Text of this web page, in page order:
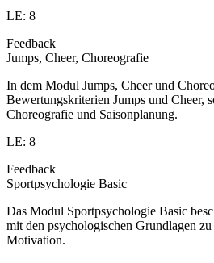
LE: 8
Feedback
Jumps, Cheer, Choreografie
In dem Modul Jumps, Cheer und
Bewertungskriterien Jumps und Cheer,
Choreografie und Saisonplanung.
LE: 8
Feedback
Sportpsychologie Basic
Das Modul Sportpsychologie Basic
mit den psychologischen Grundlagen
Motivation.